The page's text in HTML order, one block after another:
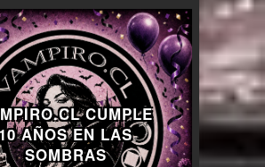
CUMPLE
AÑOS EN LAS
SOMBRAS